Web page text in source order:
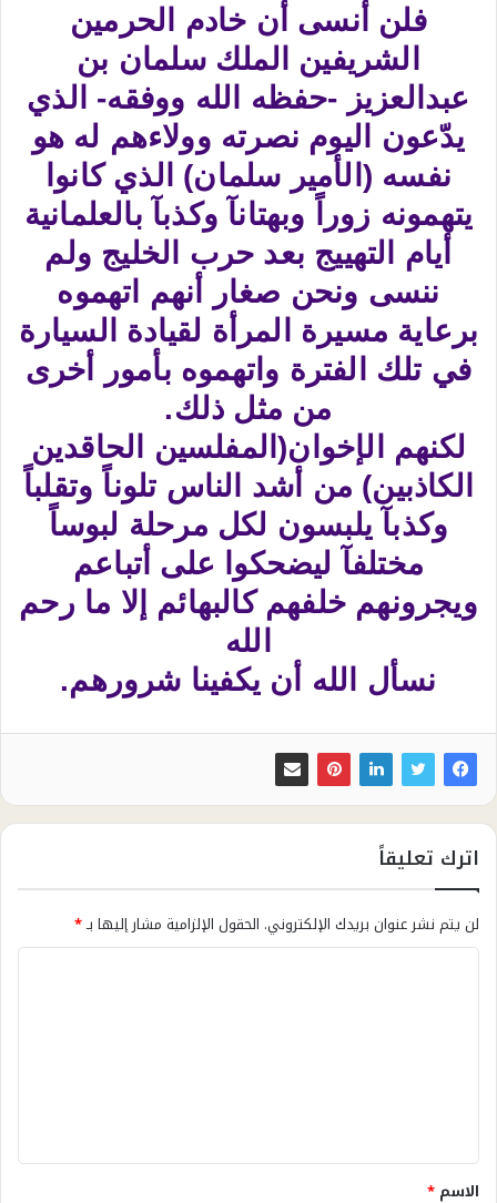
فلن أنسى أن خادم الحرمين
الشريفين الملك سلمان بن
عبدالعزيز -حفظه الله ووفقه- الذي
يدّعون اليوم نصرته وولاءهم له هو
نفسه (الأمير سلمان) الذي كانوا
يتهمونه زوراً وبهتانآ وكذبآ بالعلمانية
أيام التهييج بعد حرب الخليج ولم
ننسى ونحن صغار أنهم اتهموه
برعاية مسيرة المرأة لقيادة السيارة
في تلك الفترة واتهموه بأمور أخرى
من مثل ذلك.
لكنهم الإخوان(المفلسين الحاقدين
الكاذبين) من أشد الناس تلوناً وتقلباً
وكذبآ يلبسون لكل مرحلة لبوساً
مختلفآ ليضحكوا على أتباعم
ويجرونهم خلفهم كالبهائم إلا ما رحم
الله
نسأل الله أن يكفينا شرورهم.
اترك تعليقاً
لن يتم نشر عنوان بريدك الإلكتروني. الحقول الإلزامية مشار إليها بـ*
ق
*
الاسم *